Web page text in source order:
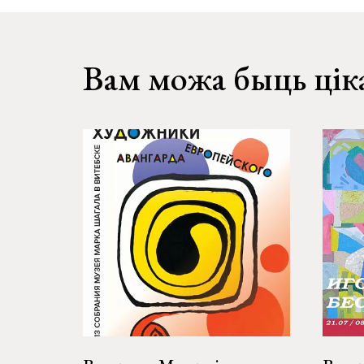
Вам можа быць